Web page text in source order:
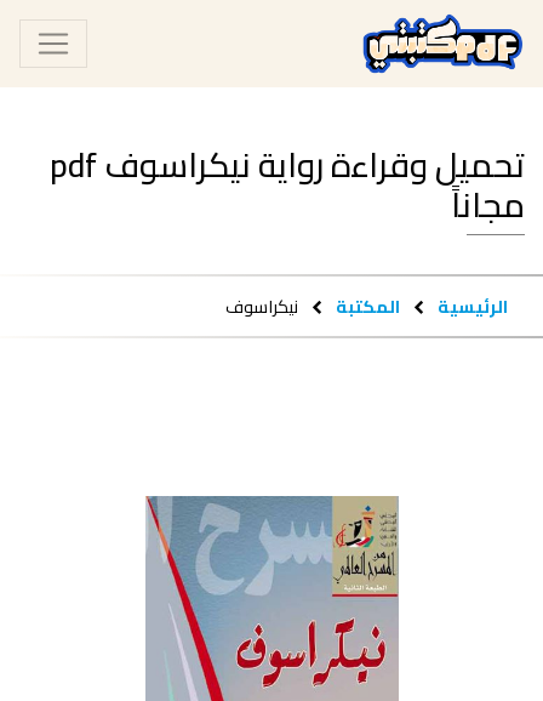
تحميل وقراءة رواية نيكراسوف pdf
مجاناً
الرئيسية المكتبة نيكراسوف